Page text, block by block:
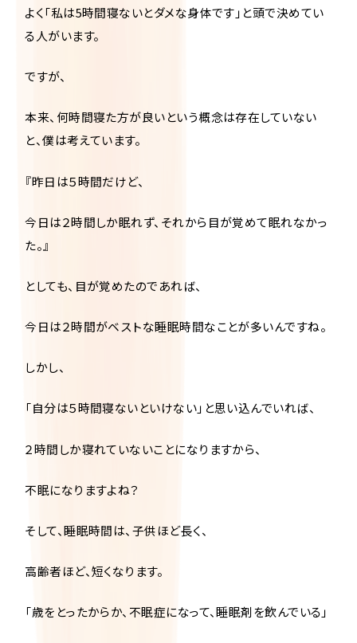
よく「私は5時間寝ないとダメな身体です」と頭で決めてい
る人がいます。
ですが、
本来、何時間寝た方が良いという概念は存在していない
と、僕は考えています。
『昨日は５時間だけど、
今日は２時間しか眠れず、それから目が覚めて眠れなかっ
た。』
としても、目が覚めたのであれば、
今日は２時間がベストな睡眠時間なことが多いんですね。
しかし、
「自分は５時間寝ないといけない」と思い込んでいれば、
２時間しか寝れていないことになりますから、
不眠になりますよね？
そして、睡眠時間は、子供ほど長く、
高齢者ほど、短くなります。
「歳をとったからか、不眠症になって、睡眠剤を飲んでいる」